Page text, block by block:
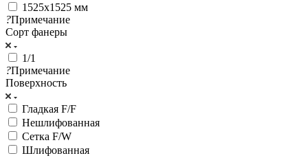
1525x1525 мм
?Примечание
Сорт фанеры
1/1
?Примечание
Поверхность
Гладкая F/F
Нешлифованная
Сетка F/W
Шлифованная